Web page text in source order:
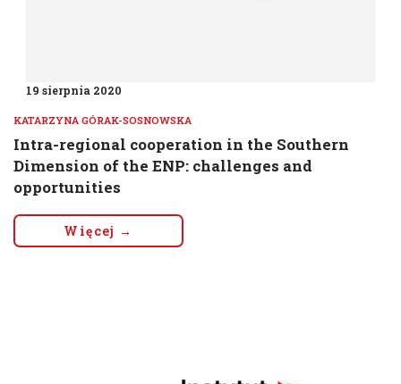
19 sierpnia 2020
KATARZYNA GÓRAK-SOSNOWSKA
Intra-regional cooperation in the Southern
Dimension of the ENP: challenges and
opportunities
Więcej →